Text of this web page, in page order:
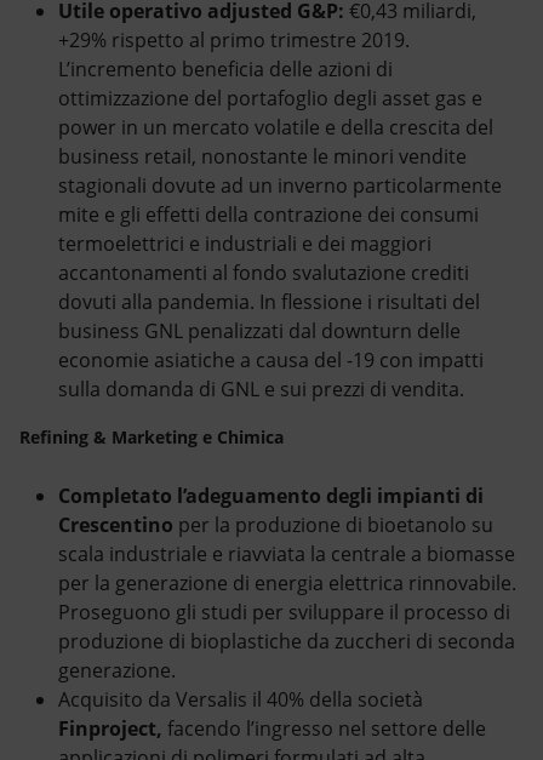
Utile operativo adjusted G&P: €0,43 miliardi,
+29% rispetto al primo trimestre 2019.
L’incremento beneficia delle azioni di
ottimizzazione del portafoglio degli asset gas e
power in un mercato volatile e della crescita del
business retail, nonostante le minori vendite
stagionali dovute ad un inverno particolarmente
mite e gli effetti della contrazione dei consumi
termoelettrici e industriali e dei maggiori
accantonamenti al fondo svalutazione crediti
dovuti alla pandemia. In flessione i risultati del
business GNL penalizzati dal downturn delle
economie asiatiche a causa del -19 con impatti
sulla domanda di GNL e sui prezzi di vendita.
Refining & Marketing e Chimica
Completato l’adeguamento degli impianti di
Crescentino per la produzione di bioetanolo su
scala industriale e riavviata la centrale a biomasse
per la generazione di energia elettrica rinnovabile.
Proseguono gli studi per sviluppare il processo di
produzione di bioplastiche da zuccheri di seconda
generazione.
Acquisito da Versalis il 40% della società
Finproject, facendo l’ingresso nel settore delle